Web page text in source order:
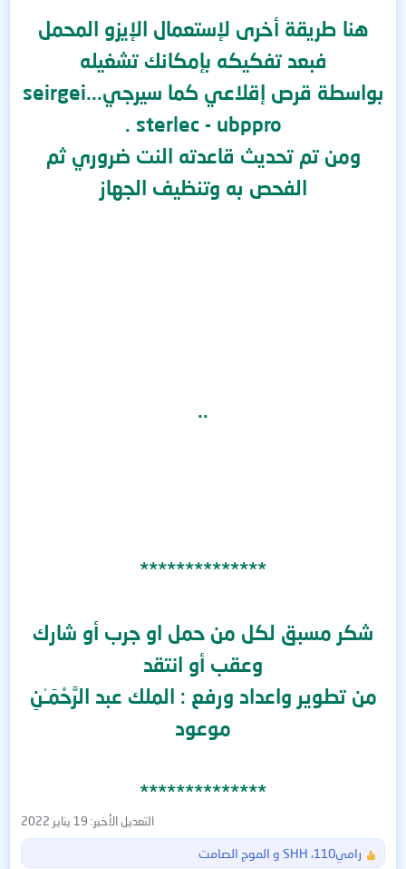
هنا طريقة أخرى لإستعمال الإيزو المحمل
فبعد تفكيكه بإمكانك تشغيله
بواسطة قرص إقلاعي كما سيرجي...seirgei
sterlec - ubppro .
ومن تم تحديث قاعدته النت ضروري ثم
الفحص به وتنظيف الجهاز
..
**************
شكر مسبق لكل من حمل او جرب أو شارك
وعقب أو انتقد
من تطوير واعداد ورفع : الملك عبد الرَّحْمَـٰنِ
موعود
**************
التعديل الأخير: 19 يناير 2022
رامي110 ، SHH و الموج الصامت